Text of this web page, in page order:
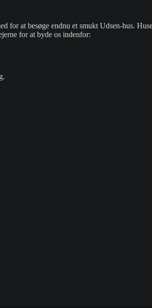
for at besøge endnu et smukt Udsen-hus.
for at byde os indenfor: